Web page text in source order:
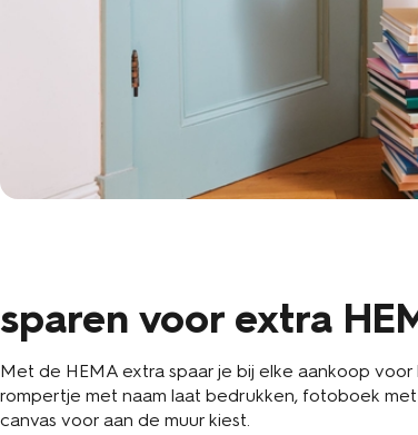
sparen voor extra
Met de HEMA extra spaar je bij elke aankoop voor
rompertje met naam laat bedrukken, fotoboek
canvas voor aan de muur kiest.